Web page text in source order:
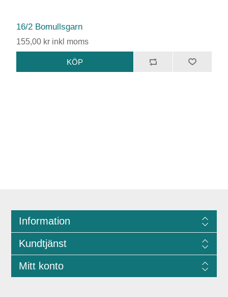
16/2 Bomullsgarn
155,00 kr inkl moms
Information
Kundtjänst
Mitt konto